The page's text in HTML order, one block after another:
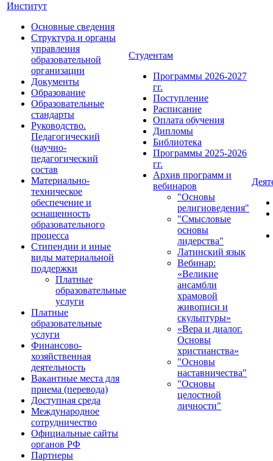
Институт
Основные сведения
Структура и органы
управления
образовательной
организации
Документы
Образование
Образовательные
стандарты
Руководство.
Педагогический
(научно-
педагогический
состав
Материально-
техническое
обеспечение и
оснащенность
образовательного
процесса
Стипендии и иные
виды материальной
поддержки
Платные
образовательные
услуги
Платные
образовательные
услуги
Финансово-
хозяйственная
деятельность
Вакантные места для
приема (перевода)
Доступная среда
Международное
сотрудничество
Официальные сайты
органов РФ
Партнеры
Студентам
Программы 2026-2027
гг.
Поступление
Расписание
Оплата обучения
Дипломы
Библиотека
Программы 2025-2026
гг.
Архив программ и
вебинаров
"Основы
религиоведения"
"Смысловые
основы
лидерства"
Латинский язык
Вебинар:
«Великие
ансамбли
храмовой
живописи и
скульптуры»
«Вера и диалог.
Основы
христианства»
"Основы
наставничества"
"Основы
целостной
личности"